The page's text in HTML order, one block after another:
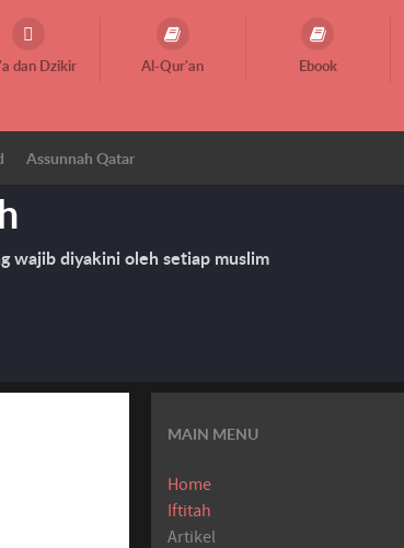
dan Dzikir Al-Qur'an Ebook
Assunnah Qatar
wajib diyakini oleh setiap muslim
MAIN MENU
Home
Iftitah
Artikel